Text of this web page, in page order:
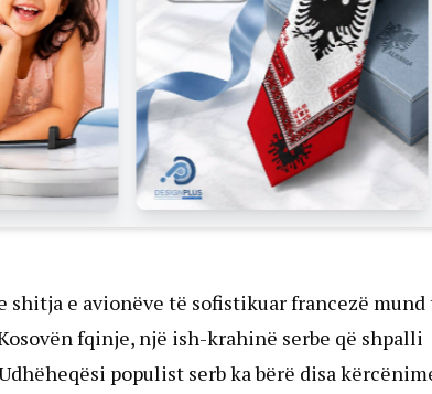
e avionëve të sofistikuar francezë mund
fqinje, një ish-krahinë serbe që shpalli
populist serb ka bërë disa